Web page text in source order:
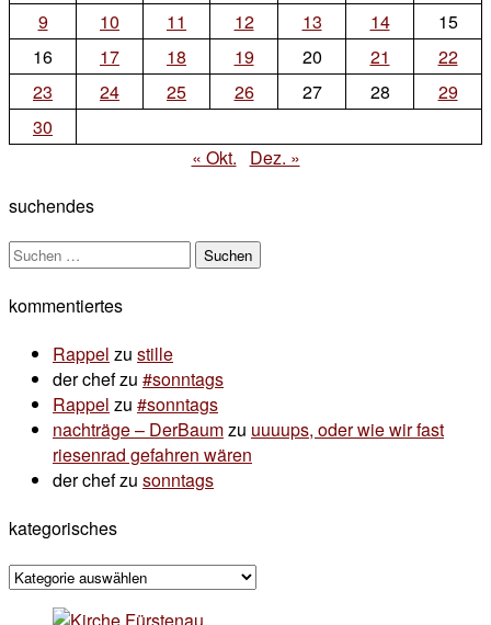
9
10 11 12 13 14
15
16
17 18 19 20 21
22
23
24 25 26 27 28
29
30
« Okt.
Dez. »
suchendes
Suchen
kommentiertes
Rappel zu stille
der chefzu #sonntags
Rappel zu #sonntags
nachträge – DerBaumzu uuuups, oder wie wir fast
riesenrad gefahren wären
der chefzu sonntags
kategorisches
kategorisches